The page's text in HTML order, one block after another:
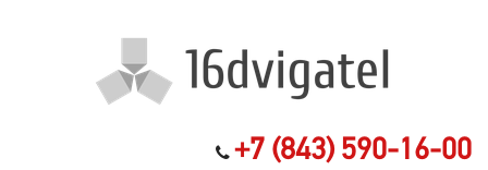
+7 (843) 590-16-00